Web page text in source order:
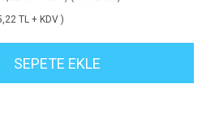
TL + KDV )
SEPETE EKLE